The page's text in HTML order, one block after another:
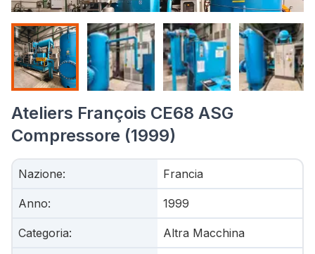
Ateliers François CE68 ASG
Compressore (1999)
Nazione: Francia
Anno: 1999
Categoria: Altra Macchina